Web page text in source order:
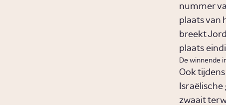
nummer
plaats van
breekt
plaats
De winnende
Ook
zwaait